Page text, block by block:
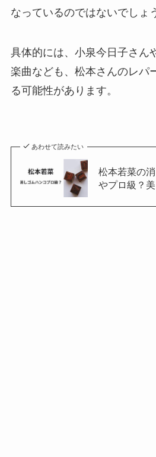
なっているのではないでしょ
具体的には、小泉今日子さん
楽曲なども、松本さんのレパ
る可能性があります。
あわせて読みたい
松本若菜の
やプロ級？